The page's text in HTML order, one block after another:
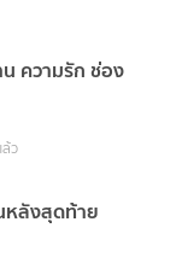
น ความรัก ช่อง
ว
หลังสุดท้าย